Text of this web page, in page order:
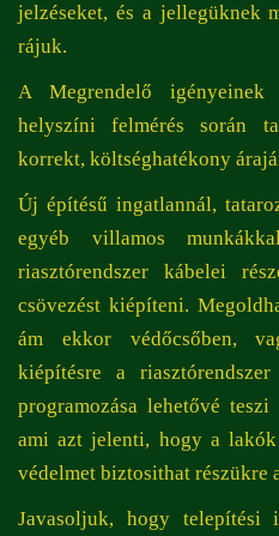
jelzéseket, és a jellegüknek
rájuk.
A Megrendelő igényeinek
helyszíni felmérés során
korrekt, költséghatékony
Új építésű ingatlannál,
egyéb villamos
riasztórendszer kábelei
csövezést kiépíteni.
ám ekkor védőcsőben,
kiépítésre a
programozása lehetővé
ami azt jelenti, hogy a
védelmet biztosithat részükre
Javasoljuk, hogy telepítési